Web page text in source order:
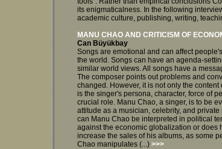
its enigmaticalness. In the following
academic culture, publishing, writing,
MANU CHAO AND CRITICISM OF
Can Büyükbay
Songs are emotional and can affect
the world. Songs can have an agenda-
similar world views. All songs have a
The composer points out problems and
changed. However, it is not only the
is the singer's persona, character, force of
crucial role. Manu Chao, a singer, is to be
attitude as a musician, celebrity, and
can Manu Chao be interpreted in political
against the economic globalization or does
increase the sales of his albums, as some
Chao manipulates (...) >>>